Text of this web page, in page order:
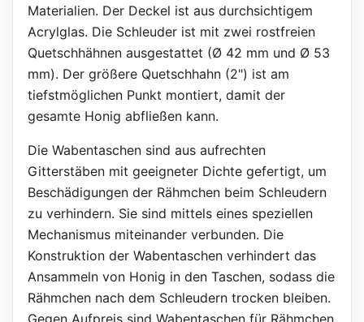
Materialien. Der Deckel ist aus durchsichtigem
Acrylglas. Die Schleuder ist mit zwei rostfreien
Quetschhähnen ausgestattet (Ø 42 mm und Ø 53
mm). Der größere Quetschhahn (2") ist am
tiefstmöglichen Punkt montiert, damit der
gesamte Honig abfließen kann.
Die Wabentaschen sind aus aufrechten
Gitterstäben mit geeigneter Dichte gefertigt, um
Beschädigungen der Rähmchen beim Schleudern
zu verhindern. Sie sind mittels eines speziellen
Mechanismus miteinander verbunden. Die
Konstruktion der Wabentaschen verhindert das
Ansammeln von Honig in den Taschen, sodass die
Rähmchen nach dem Schleudern trocken bleiben.